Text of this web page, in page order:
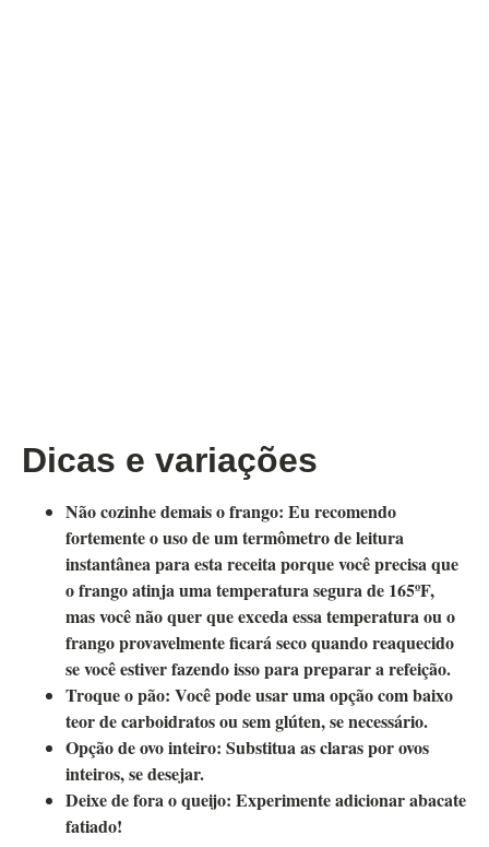
Dicas e variações
Não cozinhe demais o frango: Eu recomendo
fortemente o uso de um termômetro de leitura
instantânea para esta receita porque você precisa que
o frango atinja uma temperatura segura de 165ºF,
mas você não quer que exceda essa temperatura ou o
frango provavelmente ficará seco quando reaquecido
se você estiver fazendo isso para preparar a refeição.
Troque o pão: Você pode usar uma opção com baixo
teor de carboidratos ou sem glúten, se necessário.
Opção de ovo inteiro: Substitua as claras por ovos
inteiros, se desejar.
Deixe de fora o queijo: Experimente adicionar abacate
fatiado!